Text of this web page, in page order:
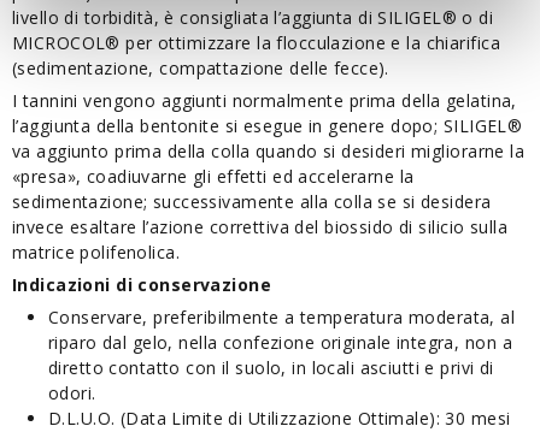
livello di torbidità, è consigliata l’aggiunta di SILIGEL® o di
MICROCOL® per ottimizzare la flocculazione e la chiarifica
(sedimentazione, compattazione delle fecce).
I tannini vengono aggiunti normalmente prima della gelatina,
l’aggiunta della bentonite si esegue in genere dopo; SILIGEL®
va aggiunto prima della colla quando si desideri migliorarne la
«presa», coadiuvarne gli effetti ed accelerarne la
sedimentazione; successivamente alla colla se si desidera
invece esaltare l’azione correttiva del biossido di silicio sulla
matrice polifenolica.
Indicazioni di conservazione
Conservare, preferibilmente a temperatura moderata, al
riparo dal gelo, nella confezione originale integra, non a
diretto contatto con il suolo, in locali asciutti e privi di
odori.
D.L.U.O. (Data Limite di Utilizzazione Ottimale): 30 mesi